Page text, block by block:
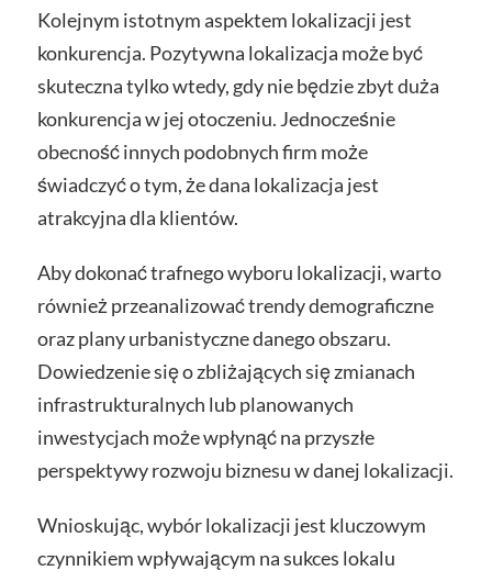
Kolejnym istotnym aspektem lokalizacji jest
konkurencja. Pozytywna lokalizacja może być
skuteczna tylko wtedy, gdy nie będzie zbyt duża
konkurencja w jej otoczeniu. Jednocześnie
obecność innych podobnych firm może
świadczyć o tym, że dana lokalizacja jest
atrakcyjna dla klientów.
Aby dokonać trafnego wyboru lokalizacji, warto
również przeanalizować trendy demograficzne
oraz plany urbanistyczne danego obszaru.
Dowiedzenie się o zbliżających się zmianach
infrastrukturalnych lub planowanych
inwestycjach może wpłynąć na przyszłe
perspektywy rozwoju biznesu w danej lokalizacji.
Wnioskując, wybór lokalizacji jest kluczowym
czynnikiem wpływającym na sukces lokalu